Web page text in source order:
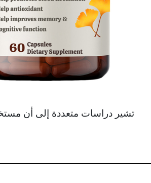
تشير دراسات متعددة إلى أن